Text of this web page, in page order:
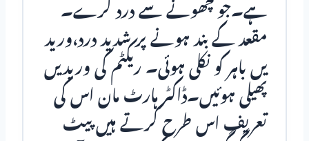
ہے۔جو چھونے سے درد کرے۔
مقعد کے بند ہونے پر شدید درد،ورید
یں باہر کو نکلی ہوئی۔ ریکٹم کی وریدیں
پھیلی ہوئیں۔ڈاکٹر ہارٹ مان اس کی
تعریف اس طرح کرتے ہیں پیٹ